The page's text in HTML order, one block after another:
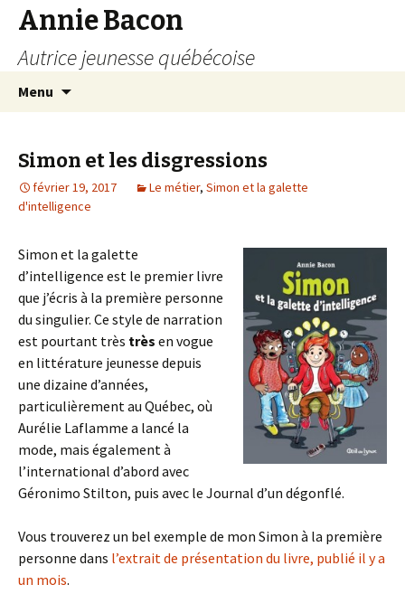
Annie Bacon
Autrice jeunesse québécoise
Menu
Simon et les disgressions
février 19, 2017 Le métier, Simon et la galette
d'intelligence
Simon et la galette
d’intelligence est le premier livre
que j’écris à la première personne
du singulier. Ce style de narration
est pourtant très très en vogue
en littérature jeunesse depuis
une dizaine d’années,
particulièrement au Québec, où
Aurélie Laflamme a lancé la
mode, mais également à
l’international d’abord avec
Géronimo Stilton, puis avec le Journal d’un dégonflé.
Vous trouverez un bel exemple de mon Simon à la première
personne dans l’extrait de présentation du livre, publié il y a
un mois.